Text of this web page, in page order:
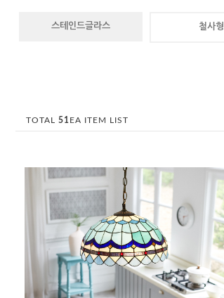
스테인드글라스 철사형
TOTAL 51 EA ITEM LIST